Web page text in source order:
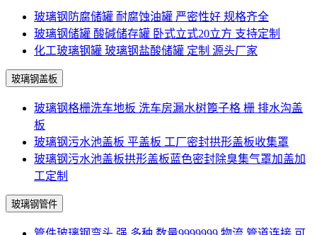
玻璃钢防腐储罐 耐腐蚀油罐 严密性好 规格齐全
玻璃钢储罐 酸碱储存罐 卧式立式20立方 支持定制
化工玻璃钢罐 玻璃钢盐酸储罐 定制 源头厂家
玻璃钢盖板
玻璃钢格栅洗车地板 洗车房漏水树篦子格 栅 排水沟盖
板
玻璃钢污水池盖板 平盖板 工厂密封拱形盖板收集罩
玻璃钢污水池盖板拱形盖板蓝色密封除臭集气罩加盖加
工定制
玻璃钢管件